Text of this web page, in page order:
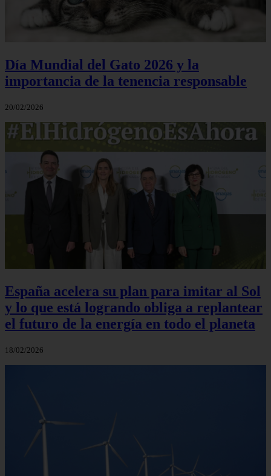
Día Mundial del Gato 2026 y la
importancia de la tenencia responsable
20/02/2026
España acelera su plan para imitar al Sol
y lo que está logrando obliga a replantear
el futuro de la energía en todo el planeta
18/02/2026